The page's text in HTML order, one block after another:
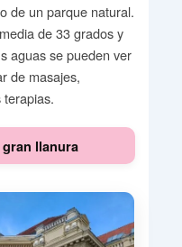
de un parque natural.
de 33 grados y
aguas se pueden ver
de masajes,
gran llanura